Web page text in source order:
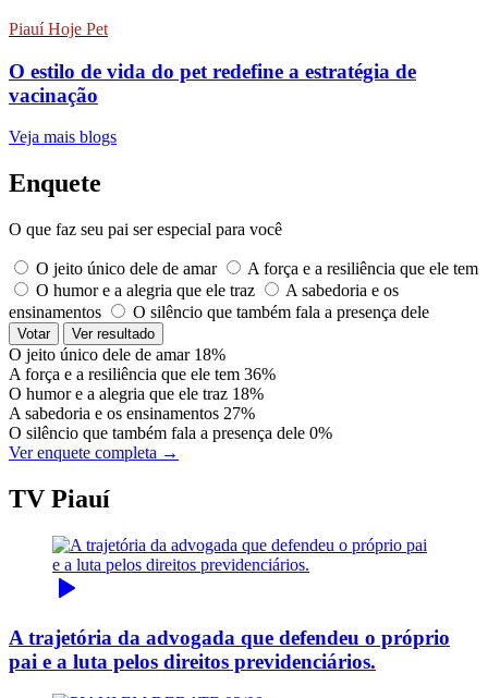
Piauí Hoje Pet
O estilo de vida do pet redefine a estratégia de
vacinação
Veja mais blogs
Enquete
O que faz seu pai ser especial para você
O jeito único dele de amar
A força e a resiliência que ele tem
O humor e a alegria que ele traz
A sabedoria e os
ensinamentos
O silêncio que também fala a presença dele
Votar Ver resultado
O jeito único dele de amar 18%
A força e a resiliência que ele tem 36%
O humor e a alegria que ele traz 18%
A sabedoria e os ensinamentos 27%
O silêncio que também fala a presença dele 0%
Ver enquete completa →
TV Piauí
A trajetória da advogada que defendeu o próprio
pai e a luta pelos direitos previdenciários.